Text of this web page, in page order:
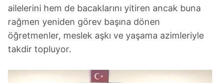
ailelerini hem de bacaklarını yitiren ancak buna
rağmen yeniden görev başına dönen
öğretmenler, meslek aşkı ve yaşama azimleriyle
takdir topluyor.